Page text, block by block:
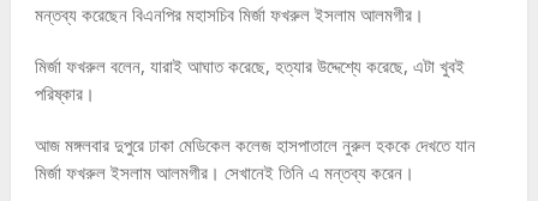
মন্তব্য করেছেন বিএনপির মহাসচিব মির্জা ফখরুল ইসলাম আলমগীর।
মির্জা ফখরুল বলেন, যারাই আঘাত করেছে, হত্যার উদ্দেশ্যে করেছে, এটা খুবই
পরিষ্কার।
আজ মঙ্গলবার দুপুরে ঢাকা মেডিকেল কলেজ হাসপাতালে নুরুল হককে দেখতে যান
মির্জা ফখরুল ইসলাম আলমগীর। সেখানেই তিনি এ মন্তব্য করেন।